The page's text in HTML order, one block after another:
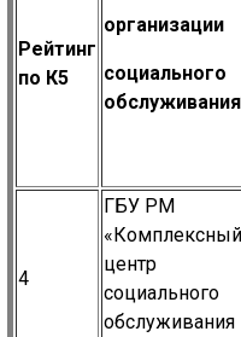
Рейтинг
по К5
организации
социального
4
ГБУ РМ
«Комплексный
центр
социального
обслуживания